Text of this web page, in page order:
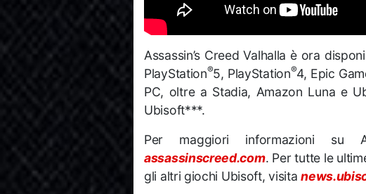
Assassin’s Creed Valhalla è ora
PlayStation®5, PlayStation®4, Epic
PC, oltre a Stadia, Amazon Luna e
Ubisoft***.
Per maggiori informazioni su
assassinscreed.com. Per tutte le
gli altri giochi Ubisoft, visita